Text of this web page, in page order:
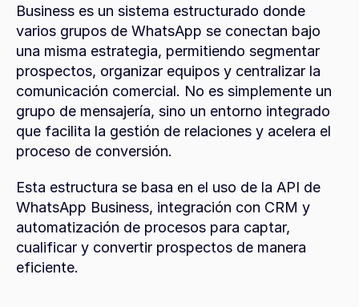
Business es un sistema estructurado donde
varios grupos de WhatsApp se conectan bajo
una misma estrategia, permitiendo segmentar
prospectos, organizar equipos y centralizar la
comunicación comercial. No es simplemente un
grupo de mensajería, sino un entorno integrado
que facilita la gestión de relaciones y acelera el
proceso de conversión.
Esta estructura se basa en el uso de la API de
WhatsApp Business, integración con CRM y
automatización de procesos para captar,
cualificar y convertir prospectos de manera
eficiente.